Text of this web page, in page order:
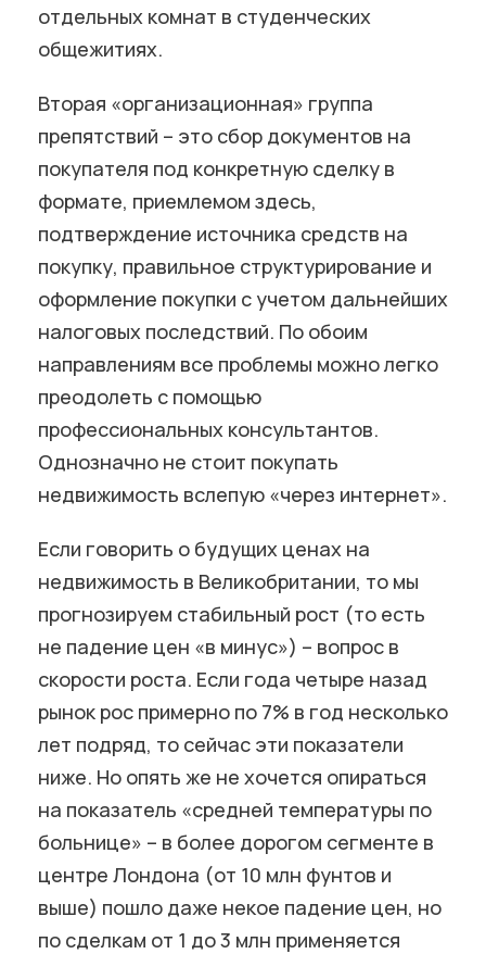
отдельных комнат в студенческих
общежитиях.
Вторая «организационная» группа
препятствий – это сбор документов на
покупателя под конкретную сделку в
формате, приемлемом здесь,
подтверждение источника средств на
покупку, правильное структурирование и
оформление покупки с учетом дальнейших
налоговых последствий. По обоим
направлениям все проблемы можно легко
преодолеть с помощью
профессиональных консультантов.
Однозначно не стоит покупать
недвижимость вслепую «через интернет».
Если говорить о будущих ценах на
недвижимость в Великобритании, то мы
прогнозируем стабильный рост (то есть
не падение цен «в минус») – вопрос в
скорости роста. Если года четыре назад
рынок рос примерно по 7% в год несколько
лет подряд, то сейчас эти показатели
ниже. Но опять же не хочется опираться
на показатель «средней температуры по
больнице» – в более дорогом сегменте в
центре Лондона (от 10 млн фунтов и
выше) пошло даже некое падение цен, но
по сделкам от 1 до 3 млн применяется